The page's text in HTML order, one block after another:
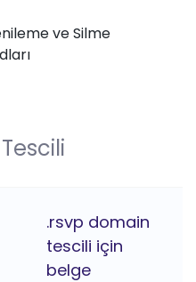
ve Silme
.rsvp domain
tescili için
belge